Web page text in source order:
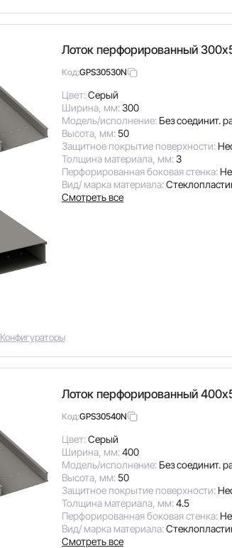
Лоток перфорированный
Код:GPS30530N
Цвет:Серый
Ширина, мм:300
Модель/исполнение: Без соединит.
Высота, мм:50
Защитное покрытие поверхности:
Толщина материала, мм:3
Перфорированная боковая стенка:
Вид/ марка материала:
Смотреть все
Конфигураторы
Лоток перфорированный
Код:GPS30540N
Цвет:Серый
Ширина, мм:400
Модель/исполнение: Без соединит.
Высота, мм:50
Защитное покрытие поверхности:
Толщина материала, мм:4.5
Перфорированная боковая стенка:
Вид/ марка материала:
Смотреть все